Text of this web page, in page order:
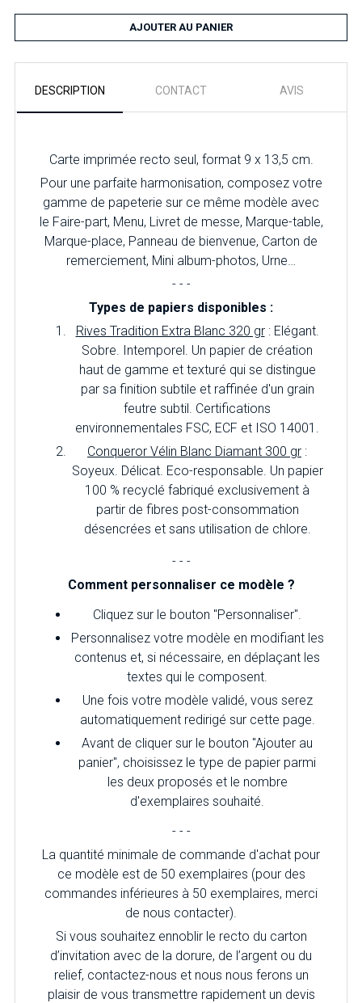
AJOUTER AU PANIER
DESCRIPTION CONTACT AVIS
Carte imprimée recto seul, format 9 x 13,5 cm.
Pour une parfaite harmonisation, composez votre
gamme de papeterie sur ce même modèle avec
le Faire-part, Menu, Livret de messe, Marque-table,
Marque-place, Panneau de bienvenue, Carton de
remerciement, Mini album-photos, Urne…
- - -
Types de papiers disponibles :
Rives Tradition Extra Blanc 320 gr: Elégant.
Sobre. Intemporel. Un papier de création
haut de gamme et texturé qui se distingue
par sa finition subtile et raffinée d'un grain
feutre subtil. Certifications
environnementales FSC, ECF et ISO 14001.
Conqueror Vélin Blanc Diamant 300 gr :
Soyeux. Délicat. Eco-responsable. Un papier
100 % recyclé fabriqué exclusivement à
partir de fibres post-consommation
désencrées et sans utilisation de chlore.
- - -
Comment personnaliser ce modèle ?
Cliquez sur le bouton "Personnaliser".
Personnalisez votre modèle en modifiant les
contenus et, si nécessaire, en déplaçant les
textes qui le composent.
Une fois votre modèle validé, vous serez
automatiquement redirigé sur cette page.
Avant de cliquer sur le bouton "Ajouter au
panier", choisissez le type de papier parmi
les deux proposés et le nombre
d'exemplaires souhaité.
- - -
La quantité minimale de commande d'achat pour
ce modèle est de 50 exemplaires (pour des
commandes inférieures à 50 exemplaires, merci
de nous contacter).
Si vous souhaitez ennoblir le recto du carton
d’invitation avec de la dorure, de l’argent ou du
relief, contactez-nous et nous nous ferons un
plaisir de vous transmettre rapidement un devis